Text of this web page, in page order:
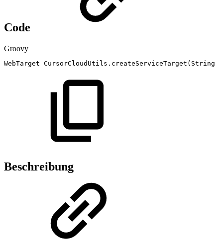
Code
Groovy
WebTarget CursorCloudUtils . createServiceTarget ( String
Beschreibung